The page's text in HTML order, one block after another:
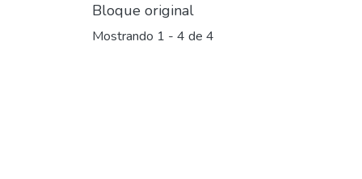
Bloque original
Mostrando 1 - 4 de 4